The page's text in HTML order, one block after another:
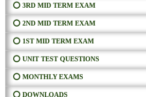
⭕ 3RD MID TERM EXAM
⭕ 2ND MID TERM EXAM
⭕ 1ST MID TERM EXAM
⭕ UNIT TEST QUESTIONS
⭕ MONTHLY EXAMS
⭕ DOWNLOADS